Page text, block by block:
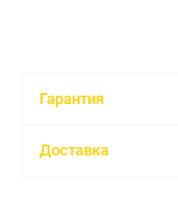
Гарантия
Доставка